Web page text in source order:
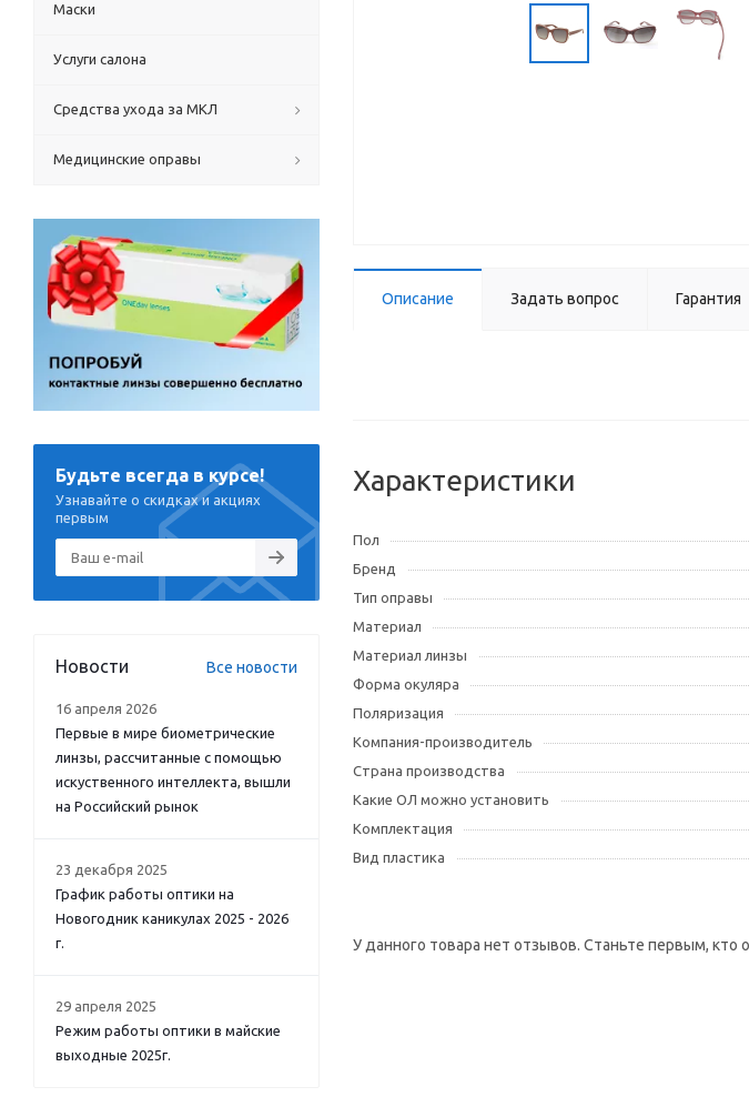
Описание Задать вопрос Гарантия
Характеристики
Пол
Бренд
Тип оправы
Материал
Материал линзы
Форма окуляра
Поляризация
Компания-производитель
Страна производства
Какие ОЛ можно установить
Комплектация
Вид пластика
У данного товара нет отзывов. Станьте первым, кто
Маски
Услуги салона
Средства ухода за МКЛ
Медицинские оправы
Будьте всегда в курсе!
Узнавайте о скидках и акциях
первым
Новости Все новости
16 апреля 2026
Первые в мире биометрические
линзы, рассчитанные с помощью
искуственного интеллекта, вышли
на Российский рынок
23 декабря 2025
График работы оптики на
Новогодник каникулах 2025 - 2026
г.
29 апреля 2025
Режим работы оптики в майские
выходные 2025г.